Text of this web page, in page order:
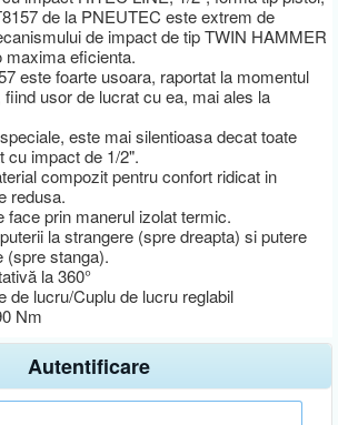
de la PNEUTEC este extrem de
de impact de tip TWIN HAMMER
maxima eficienta.
este foarte usoara, raportat la momentul
usor de lucrat cu ea, mai ales la
este mai silentioasa decat toate
cu impact de 1/2".
compozit pentru confort ridicat in
redusa.
face prin manerul izolat termic.
la strangere (spre dreapta) si putere
(spre stanga).
la 360°
de lucru/Cuplu de lucru reglabil
Nm
Autentificare